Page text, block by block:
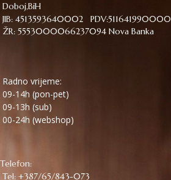
Doboj,BiH
JIB: 4513593640002 PDV:511641990000
ŽR: 5553000066237094 Nova Banka
Radno vrijeme:
09-14h (pon-pet)
09-13h (sub)
00-24h (webshop)
Telefon:
Tel: +387/65/843-073